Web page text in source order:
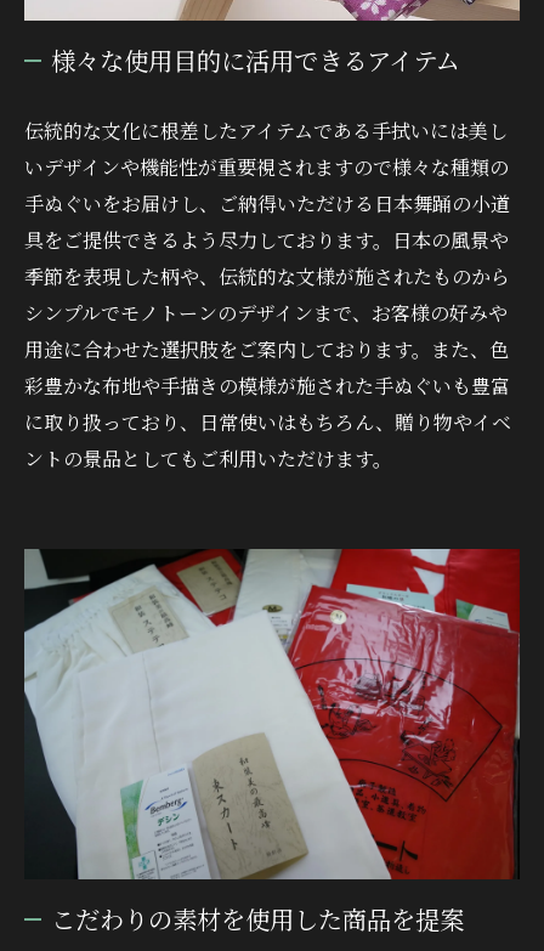
様々な使用目的に活用できるアイテム
伝統的な文化に根差したアイテムである手拭いには美し
いデザインや機能性が重要視されますので様々な種類の
手ぬぐいをお届けし、ご納得いただける日本舞踊の小道
具をご提供できるよう尽力しております。日本の風景や
季節を表現した柄や、伝統的な文様が施されたものから
シンプルでモノトーンのデザインまで、お客様の好みや
用途に合わせた選択肢をご案内しております。また、色
彩豊かな布地や手描きの模様が施された手ぬぐいも豊富
に取り扱っており、日常使いはもちろん、贈り物やイベ
ントの景品としてもご利用いただけます。
こだわりの素材を使用した商品を提案